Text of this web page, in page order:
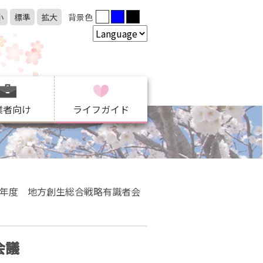
標準 拡大 背景色
者向け ライフガイド
度 地方創生総合戦略有識者会
議